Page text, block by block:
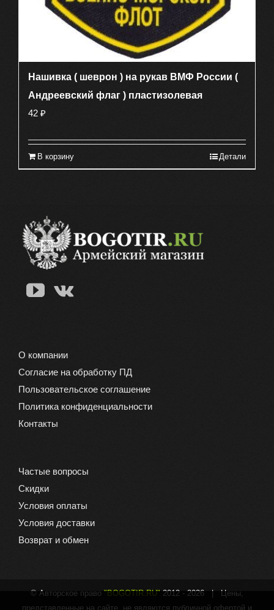
Нашивка ( шеврон ) на рукав ВМФ России (
Андреевский флаг ) пластизолевая
42 ₽
В корзину Детали
О компании
Согласие на обработку ПД
Пользовательское соглашение
Политика конфиденциальности
Контакты
Частые вопросы
Скидки
Условия оплаты
Условия доставки
Возврат и обмен
© Авторское право "BOGOTIR.RU" 2012 - 2026 | Цены,
представленные на сайте, не являются публичной офертой и